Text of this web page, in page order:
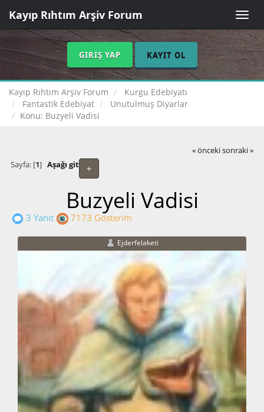
Toggle
Kayıp Rıhtım Arşiv Forum
GIRIŞ YAP KAYIT OL
Kayıp Rıhtım Arşiv Forum
Kurgu Edebiyatı
Fantastik Edebiyat
Unutulmuş Diyarlar
Konu: Buzyeli Vadisi
« önceki sonraki »
+
Sayfa: [1] Aşağı git
Buzyeli Vadisi
3 Yanıt 7173 Gösterim
Ejderfelaketi